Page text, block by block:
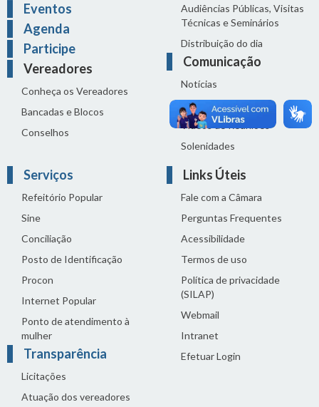
Eventos
Agenda
Participe
Vereadores
Conheça os Vereadores
Bancadas e Blocos
Conselhos
Audiências Públicas, Visitas
Técnicas e Seminários
Distribuição do dia
Comunicação
Notícias
Sala de Imprensa
Vídeos de Reuniões
Solenidades
Serviços
Refeitório Popular
Sine
Conciliação
Posto de Identificação
Procon
Internet Popular
Ponto de atendimento à
mulher
Transparência
Licitações
Atuação dos vereadores
Links Úteis
Fale com a Câmara
Perguntas Frequentes
Acessibilidade
Termos de uso
Política de privacidade
(SILAP)
Webmail
Intranet
Efetuar Login